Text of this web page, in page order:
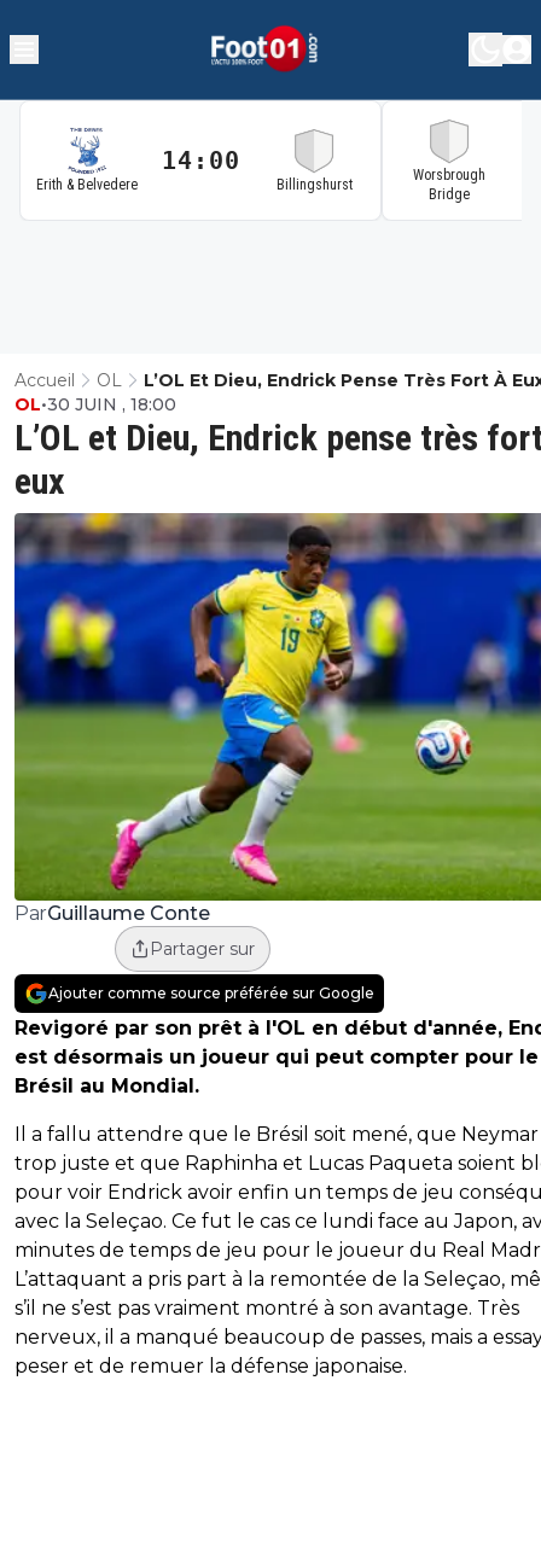
Erith & Belvedere
14:00
Billingshurst
Worsbrough
Bridge
Accueil OL L’OL Et Dieu, Endrick Pense Très Fort À
L’OL et Dieu, Endrick pense très
eux
OL•30 JUIN , 18:00
ParGuillaume Conte
Partager sur
Ajouter comme source préférée sur Google
Revigoré par son prêt à l'OL en début d'année,
est désormais un joueur qui peut compter pour le
Brésil au Mondial.
Il a fallu attendre que le Brésil soit mené, que
trop juste et que Raphinha et Lucas Paqueta soient
pour voir Endrick avoir enfin un temps de jeu
avec la Seleçao. Ce fut le cas ce lundi face au Japon,
minutes de temps de jeu pour le joueur du Real
L’attaquant a pris part à la remontée de la Seleçao,
s’il ne s’est pas vraiment montré à son avantage. Très
nerveux, il a manqué beaucoup de passes, mais a
peser et de remuer la défense japonaise.